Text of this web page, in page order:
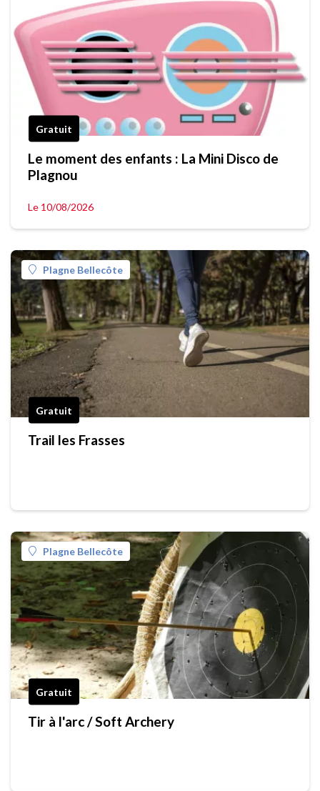
Gratuit
Le moment des enfants : La Mini Disco de
Plagnou
Le 10/08/2026
Plagne Bellecôte
Gratuit
Trail les Frasses
Plagne Bellecôte
Gratuit
Tir à l'arc / Soft Archery